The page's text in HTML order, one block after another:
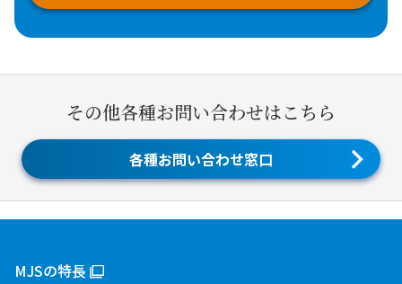
その他各種お問い合わせはこちら
各種お問い合わせ窓口
MJSの特長